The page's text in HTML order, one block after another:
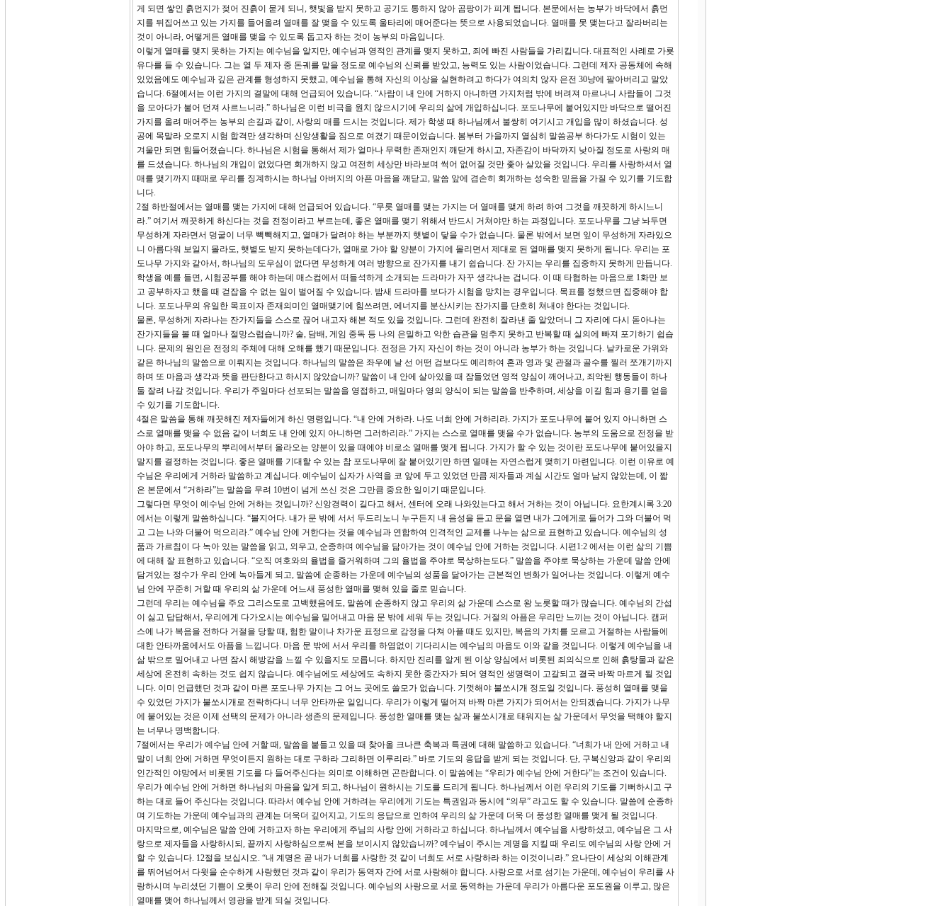
게 되면 쌓인 흙먼지가 젖어 진흙이 묻게 되니, 햇빛을 받지 못하고 공기도 통하지 않아 곰팡이가 피게 됩니다. 본문에서는 농부가 바닥에서 흙먼
지를 뒤집어쓰고 있는 가지를 들어올려 열매를 잘 맺을 수 있도록 울타리에 매어준다는 뜻으로 사용되었습니다. 열매를 못 맺는다고 잘라버리는
것이 아니라, 어떻게든 열매를 맺을 수 있도록 돕고자 하는 것이 농부의 마음입니다.
이렇게 열매를 맺지 못하는 가지는 예수님을 알지만, 예수님과 영적인 관계를 맺지 못하고, 죄에 빠진 사람들을 가리킵니다. 대표적인 사례로 가룟
유다를 들 수 있습니다. 그는 열 두 제자 중 돈궤를 맡을 정도로 예수님의 신뢰를 받았고, 능력도 있는 사람이었습니다. 그런데 제자 공동체에 속해
있었음에도 예수님과 깊은 관계를 형성하지 못했고, 예수님을 통해 자신의 이상을 실현하려고 하다가 여의치 않자 은전 30냥에 팔아버리고 말았
습니다. 6절에서는 이런 가지의 결말에 대해 언급되어 있습니다. “사람이 내 안에 거하지 아니하면 가지처럼 밖에 버려져 마르나니 사람들이 그것
을 모아다가 불어 던져 사르느니라.” 하나님은 이런 비극을 원치 않으시기에 우리의 삶에 개입하십니다. 포도나무에 붙어있지만 바닥으로 떨어진
가지를 올려 매어주는 농부의 손길과 같이, 사랑의 매를 드시는 것입니다. 제가 학생 때 하나님께서 불쌍히 여기시고 개입을 많이 하셨습니다. 성
공에 목말라 오로지 시험 합격만 생각하며 신앙생활을 짐으로 여겼기 때문이었습니다. 봄부터 가을까지 열심히 말씀공부 하다가도 시험이 있는
겨울만 되면 힘들어졌습니다. 하나님은 시험을 통해서 제가 얼마나 무력한 존재인지 깨닫게 하시고, 자존감이 바닥까지 낮아질 정도로 사랑의 매
를 드셨습니다. 하나님의 개입이 없었다면 회개하지 않고 여전히 세상만 바라보며 썩어 없어질 것만 좇아 살았을 것입니다. 우리를 사랑하셔서 열
매를 맺기까지 때때로 우리를 징계하시는 하나님 아버지의 아픈 마음을 깨닫고, 말씀 앞에 겸손히 회개하는 성숙한 믿음을 가질 수 있기를 기도합
니다.
2절 하반절에서는 열매를 맺는 가지에 대해 언급되어 있습니다. “무릇 열매를 맺는 가지는 더 열매를 맺게 하려 하여 그것을 깨끗하게 하시느니
라.” 여기서 깨끗하게 하신다는 것을 전정이라고 부르는데, 좋은 열매를 맺기 위해서 반드시 거쳐야만 하는 과정입니다. 포도나무를 그냥 놔두면
무성하게 자라면서 덩굴이 너무 빽빽해지고, 열매가 달려야 하는 부분까지 햇볕이 닿을 수가 없습니다. 물론 밖에서 보면 잎이 무성하게 자라있으
니 아름다워 보일지 몰라도, 햇볕도 받지 못하는데다가, 열매로 가야 할 양분이 가지에 몰리면서 제대로 된 열매를 맺지 못하게 됩니다. 우리는 포
도나무 가지와 같아서, 하나님의 도우심이 없다면 무성하게 여러 방향으로 잔가지를 내기 쉽습니다. 잔 가지는 우리를 집중하지 못하게 만듭니다.
학생을 예를 들면, 시험공부를 해야 하는데 매스컴에서 떠들석하게 소개되는 드라마가 자꾸 생각나는 겁니다. 이 때 타협하는 마음으로 1화만 보
고 공부하자고 했을 때 걷잡을 수 없는 일이 벌어질 수 있습니다. 밤새 드라마를 보다가 시험을 망치는 경우입니다. 목표를 정했으면 집중해야 합
니다. 포도나무의 유일한 목표이자 존재의미인 열매맺기에 힘쓰려면, 에너지를 분산시키는 잔가지를 단호히 쳐내야 한다는 것입니다.
물론, 무성하게 자라나는 잔가지들을 스스로 끊어 내고자 해본 적도 있을 것입니다. 그런데 완전히 잘라낸 줄 알았더니 그 자리에 다시 돋아나는
잔가지들을 볼 때 얼마나 절망스럽습니까? 술, 담배, 게임 중독 등 나의 은밀하고 악한 습관을 멈추지 못하고 반복할 때 실의에 빠져 포기하기 쉽습
니다. 문제의 원인은 전정의 주체에 대해 오해를 했기 때문입니다. 전정은 가지 자신이 하는 것이 아니라 농부가 하는 것입니다. 날카로운 가위와
같은 하나님의 말씀으로 이뤄지는 것입니다. 하나님의 말씀은 좌우에 날 선 어떤 검보다도 예리하여 혼과 영과 및 관절과 골수를 찔러 쪼개기까지
하며 또 마음과 생각과 뜻을 판단한다고 하시지 않았습니까? 말씀이 내 안에 살아있을 때 잠들었던 영적 양심이 깨어나고, 죄악된 행동들이 하나
둘 잘려 나갈 것입니다. 우리가 주일마다 선포되는 말씀을 영접하고, 매일마다 영의 양식이 되는 말씀을 반추하며, 세상을 이길 힘과 용기를 얻을
수 있기를 기도합니다.
4절은 말씀을 통해 깨끗해진 제자들에게 하신 명령입니다. “내 안에 거하라. 나도 너희 안에 거하리라. 가지가 포도나무에 붙어 있지 아니하면 스
스로 열매를 맺을 수 없음 같이 너희도 내 안에 있지 아니하면 그러하리라.” 가지는 스스로 열매를 맺을 수가 없습니다. 농부의 도움으로 전정을 받
아야 하고, 포도나무의 뿌리에서부터 올라오는 양분이 있을 때에야 비로소 열매를 맺게 됩니다. 가지가 할 수 있는 것이란 포도나무에 붙어있을지
말지를 결정하는 것입니다. 좋은 열매를 기대할 수 있는 참 포도나무에 잘 붙어있기만 하면 열매는 자연스럽게 맺히기 마련입니다. 이런 이유로 예
수님은 우리에게 거하라 말씀하고 계십니다. 예수님이 십자가 사역을 코 앞에 두고 있었던 만큼 제자들과 계실 시간도 얼마 남지 않았는데, 이 짧
은 본문에서 “거하라”는 말씀을 무려 10번이 넘게 쓰신 것은 그만큼 중요한 일이기 때문입니다.
그렇다면 무엇이 예수님 안에 거하는 것입니까? 신앙경력이 길다고 해서, 센터에 오래 나와있는다고 해서 거하는 것이 아닙니다. 요한계시록 3:20
에서는 이렇게 말씀하십니다. “볼지어다. 내가 문 밖에 서서 두드리노니 누구든지 내 음성을 듣고 문을 열면 내가 그에게로 들어가 그와 더불어 먹
고 그는 나와 더불어 먹으리라.” 예수님 안에 거한다는 것을 예수님과 연합하여 인격적인 교제를 나누는 삶으로 표현하고 있습니다. 예수님의 성
품과 가르침이 다 녹아 있는 말씀을 읽고, 외우고, 순종하며 예수님을 닮아가는 것이 예수님 안에 거하는 것입니다. 시편1:2 에서는 이런 삶의 기쁨
에 대해 잘 표현하고 있습니다. “오직 여호와의 율법을 즐거워하며 그의 율법을 주야로 묵상하는도다.” 말씀을 주야로 묵상하는 가운데 말씀 안에
담겨있는 정수가 우리 안에 녹아들게 되고, 말씀에 순종하는 가운데 예수님의 성품을 닮아가는 근본적인 변화가 일어나는 것입니다. 이렇게 예수
님 안에 꾸준히 거할 때 우리의 삶 가운데 어느새 풍성한 열매를 맺혀 있을 줄로 믿습니다.
그런데 우리는 예수님을 주요 그리스도로 고백했음에도, 말씀에 순종하지 않고 우리의 삶 가운데 스스로 왕 노릇할 때가 많습니다. 예수님의 간섭
이 싫고 답답해서, 우리에게 다가오시는 예수님을 밀어내고 마음 문 밖에 세워 두는 것입니다. 거절의 아픔은 우리만 느끼는 것이 아닙니다. 캠퍼
스에 나가 복음을 전하다 거절을 당할 때, 험한 말이나 차가운 표정으로 감정을 다쳐 아플 때도 있지만, 복음의 가치를 모르고 거절하는 사람들에
대한 안타까움에서도 아픔을 느낍니다. 마음 문 밖에 서서 우리를 하염없이 기다리시는 예수님의 마음도 이와 같을 것입니다. 이렇게 예수님을 내
삶 밖으로 밀어내고 나면 잠시 해방감을 느낄 수 있을지도 모릅니다. 하지만 진리를 알게 된 이상 양심에서 비롯된 죄의식으로 인해 흙탕물과 같은
세상에 온전히 속하는 것도 쉽지 않습니다. 예수님에도 세상에도 속하지 못한 중간자가 되어 영적인 생명력이 고갈되고 결국 바짝 마르게 될 것입
니다. 이미 언급했던 것과 같이 마른 포도나무 가지는 그 어느 곳에도 쓸모가 없습니다. 기껏해야 불쏘시개 정도일 것입니다. 풍성히 열매를 맺을
수 있었던 가지가 불쏘시개로 전락하다니 너무 안타까운 일입니다. 우리가 이렇게 떨어져 바짝 마른 가지가 되어서는 안되겠습니다. 가지가 나무
에 붙어있는 것은 이제 선택의 문제가 아니라 생존의 문제입니다. 풍성한 열매를 맺는 삶과 불쏘시개로 태워지는 삶 가운데서 무엇을 택해야 할지
는 너무나 명백합니다.
7절에서는 우리가 예수님 안에 거할 때, 말씀을 붙들고 있을 때 찾아올 크나큰 축복과 특권에 대해 말씀하고 있습니다. “너희가 내 안에 거하고 내
말이 너희 안에 거하면 무엇이든지 원하는 대로 구하라 그리하면 이루리라.” 바로 기도의 응답을 받게 되는 것입니다. 단, 구복신앙과 같이 우리의
인간적인 야망에서 비롯된 기도를 다 들어주신다는 의미로 이해하면 곤란합니다. 이 말씀에는 “우리가 예수님 안에 거한다”는 조건이 있습니다.
우리가 예수님 안에 거하면 하나님의 마음을 알게 되고, 하나님이 원하시는 기도를 드리게 됩니다. 하나님께서 이런 우리의 기도를 기뻐하시고 구
하는 대로 들어 주신다는 것입니다. 따라서 예수님 안에 거하려는 우리에게 기도는 특권임과 동시에 “의무” 라고도 할 수 있습니다. 말씀에 순종하
며 기도하는 가운데 예수님과의 관계는 더욱더 깊어지고, 기도의 응답으로 인하여 우리의 삶 가운데 더욱 더 풍성한 열매를 맺게 될 것입니다.
마지막으로, 예수님은 말씀 안에 거하고자 하는 우리에게 주님의 사랑 안에 거하라고 하십니다. 하나님께서 예수님을 사랑하셨고, 예수님은 그 사
랑으로 제자들을 사랑하시되, 끝까지 사랑하심으로써 본을 보이시지 않았습니까? 예수님이 주시는 계명을 지킬 때 우리도 예수님의 사랑 안에 거
할 수 있습니다. 12절을 보십시오. “내 계명은 곧 내가 너희를 사랑한 것 같이 너희도 서로 사랑하라 하는 이것이니라.” 요나단이 세상의 이해관계
를 뛰어넘어서 다윗을 순수하게 사랑했던 것과 같이 우리가 동역자 간에 서로 사랑해야 합니다. 사랑으로 서로 섬기는 가운데, 예수님이 우리를 사
랑하시며 누리셨던 기쁨이 오롯이 우리 안에 전해질 것입니다. 예수님의 사랑으로 서로 동역하는 가운데 우리가 아름다운 포도원을 이루고, 많은
열매를 맺어 하나님께서 영광을 받게 되실 것입니다.